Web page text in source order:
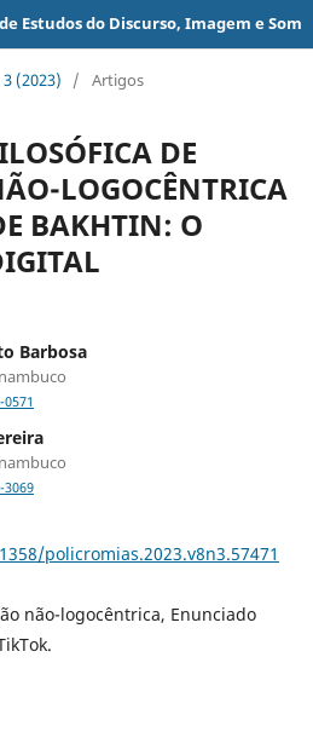
Estudos do Discurso, Imagem e Som
(2023) / Artigos
DE
LOGOCÊNTRICA
BAKHTIN: O
Barbosa
policromias.2023.v8n3.57471
não-logocêntrica, Enunciado